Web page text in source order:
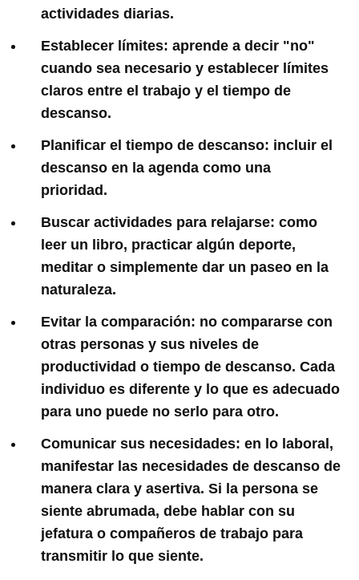
actividades diarias.
Establecer límites: aprende a decir "no"
cuando sea necesario y establecer límites
claros entre el trabajo y el tiempo de
descanso.
Planificar el tiempo de descanso: incluir el
descanso en la agenda como una
prioridad.
Buscar actividades para relajarse: como
leer un libro, practicar algún deporte,
meditar o simplemente dar un paseo en la
naturaleza.
Evitar la comparación: no compararse con
otras personas y sus niveles de
productividad o tiempo de descanso. Cada
individuo es diferente y lo que es adecuado
para uno puede no serlo para otro.
Comunicar sus necesidades: en lo laboral,
manifestar las necesidades de descanso de
manera clara y asertiva. Si la persona se
siente abrumada, debe hablar con su
jefatura o compañeros de trabajo para
transmitir lo que siente.